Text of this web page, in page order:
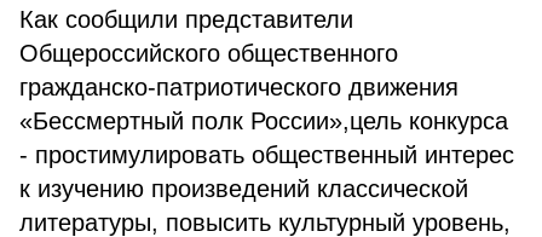
Как сообщили представители
Общероссийского общественного
гражданско-патриотического движения
«Бессмертный полк России»,цель конкурса
- простимулировать общественный интерес
к изучению произведений классической
литературы, повысить культурный уровень,